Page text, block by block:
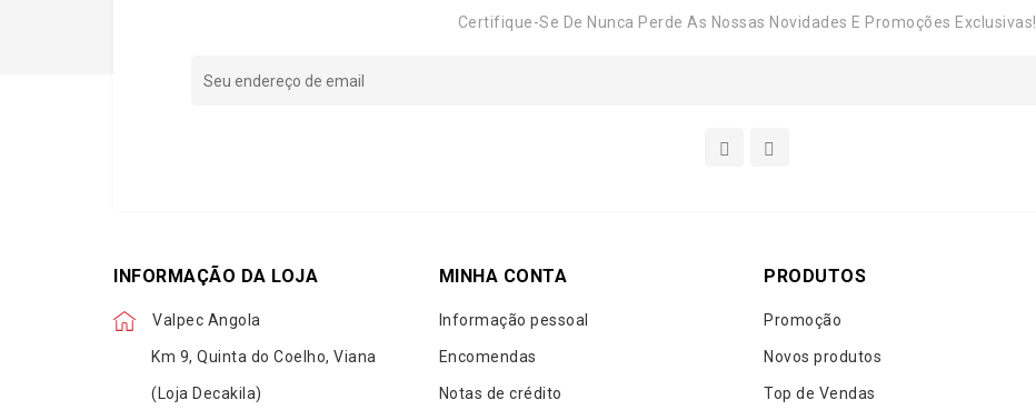
Certifique-Se De Nunca Perde As Nossas Novidades E Promoções Exclusivas!
INFORMAÇÃO DA LOJA
Valpec Angola
Km 9, Quinta do Coelho, Viana
(Loja Decakila)
MINHA CONTA
Informação pessoal
Encomendas
Notas de crédito
PRODUTOS
Promoção
Novos produtos
Top de Vendas